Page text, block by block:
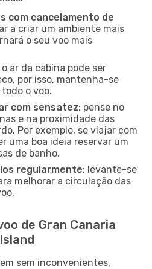
com cancelamento de
a criar um ambiente mais
o seu voo mais
o ar da cabina pode ser
por isso, mantenha-se
o voo.
com sensatez: pense no
e na proximidade das
Por exemplo, se viajar com
uma boa ideia reservar um
de banho.
regularmente: levante-se
melhorar a circulação das
de Gran Canaria
sem inconvenientes,